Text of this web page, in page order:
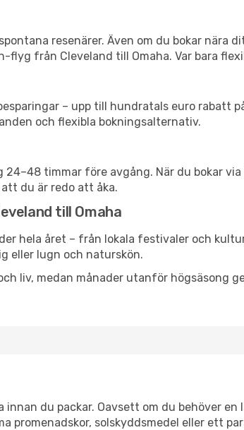
resenärer. Även om du bokar
från Cleveland till Omaha. Var bara
– upp till hundratals euro rabatt
och flexibla bokningsalternativ.
timmar före avgång. När du bokar
du är redo att åka.
till Omaha
hela året – från lokala festivaler och
eller lugn och naturskön.
liv, medan månader utanför högsäsong
innan du packar. Oavsett om du behöver
promenadskor, solskyddsmedel eller ett